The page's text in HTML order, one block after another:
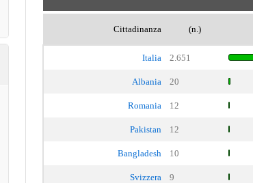
Cittadinanza (n.)
Italia 2.651
Albania 20
Romania 12
Pakistan 12
Bangladesh 10
Svizzera 9